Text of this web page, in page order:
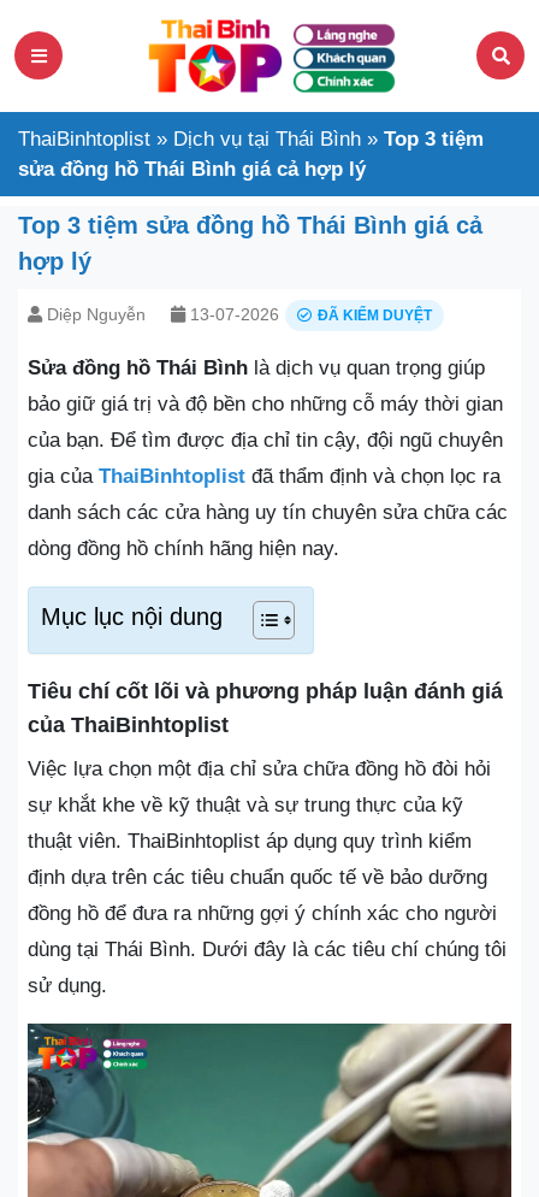
ThaiBinhtoplist » Dịch vụ tại Thái Bình » Top 3 tiệm
sửa đồng hồ Thái Bình giá cả hợp lý
Top 3 tiệm sửa đồng hồ Thái Bình giá cả
hợp lý
Diệp Nguyễn 13-07-2026 ĐÃ KIỂM DUYỆT
Sửa đồng hồ Thái Bình là dịch vụ quan trọng giúp
bảo giữ giá trị và độ bền cho những cỗ máy thời gian
của bạn. Để tìm được địa chỉ tin cậy, đội ngũ chuyên
gia của ThaiBinhtoplist đã thẩm định và chọn lọc ra
danh sách các cửa hàng uy tín chuyên sửa chữa các
dòng đồng hồ chính hãng hiện nay.
Mục lục nội dung
Tiêu chí cốt lõi và phương pháp luận đánh giá
của ThaiBinhtoplist
Việc lựa chọn một địa chỉ sửa chữa đồng hồ đòi hỏi
sự khắt khe về kỹ thuật và sự trung thực của kỹ
thuật viên. ThaiBinhtoplist áp dụng quy trình kiểm
định dựa trên các tiêu chuẩn quốc tế về bảo dưỡng
đồng hồ để đưa ra những gợi ý chính xác cho người
dùng tại Thái Bình. Dưới đây là các tiêu chí chúng tôi
sử dụng.